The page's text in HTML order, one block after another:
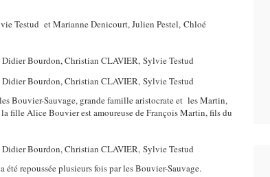
Testud et Marianne Denicourt, Julien Pestel, Chloé
Bouvier-Sauvage, grande famille aristocrate et les Martin,
fille Alice Bouvier est amoureuse de François Martin, fils du
repoussée plusieurs fois par les Bouvier-Sauvage.